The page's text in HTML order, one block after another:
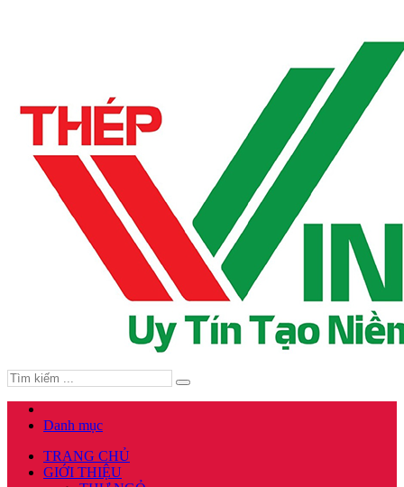
Danh mục
TRANG CHỦ
GIỚI THIỆU